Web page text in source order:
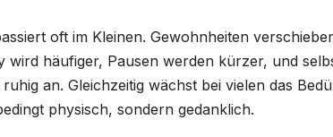
oft im Kleinen. Gewohnheiten
wird häufiger, Pausen werden kürzer, und
an. Gleichzeitig wächst bei vielen das
physisch, sondern gedanklich.